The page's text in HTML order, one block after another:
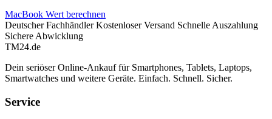
MacBook Wert berechnen
Deutscher Fachhändler Kostenloser Versand Schnelle Auszahlung
Sichere Abwicklung
TM24.de
Dein seriöser Online-Ankauf für Smartphones, Tablets, Laptops,
Smartwatches und weitere Geräte. Einfach. Schnell. Sicher.
Service